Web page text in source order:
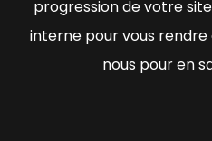
progression de votre
interne pour vous
nous pour en